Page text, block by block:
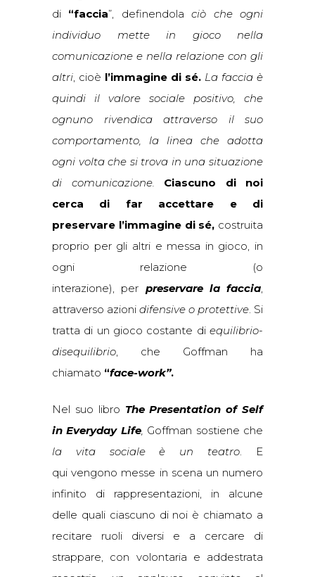
di “faccia”, definendolaciò che ogni
individuo mette in gioco nella
comunicazione e nella relazione con gli
altri, cioè l’immagine di sé. La faccia è
quindi il valore sociale positivo, che
ognuno rivendica attraverso il suo
comportamento, la linea che adotta
ogni volta che si trova in una situazione
di comunicazione.
Ciascuno di noi
cerca di far accettare e di
preservare l’immagine di sé, costruita
proprio per gli altri e messa in gioco, in
ogni relazione (o
interazione), per preservare la faccia,
attraverso azioni difensive o protettive. Si
tratta di un gioco costante di equilibrio-
disequilibrio, che Goffman ha
chiamato “face-work”.
Nel suo libro The Presentation of Self
in Everyday Life, Goffman sostiene che
la vita sociale è un teatro. E
qui vengono messe in scena un numero
infinito di rappresentazioni, in alcune
delle quali ciascuno di noi è chiamato a
recitare ruoli diversi e a cercare di
strappare, con volontaria e addestrata